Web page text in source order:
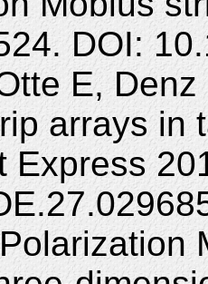
DOI:
E,
arrays in
Express